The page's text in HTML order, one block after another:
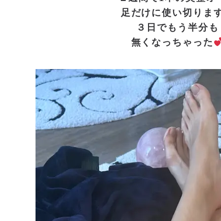
足だけに使い切りま
３日でもう半分も
無くなっちゃった